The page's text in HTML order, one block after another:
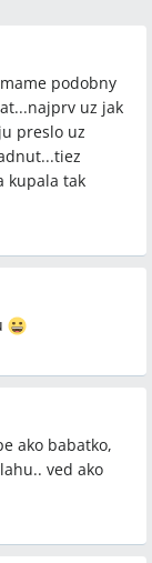
podobny
uz jak
preslo uz
kupala tak
ako babatko,
ved ako